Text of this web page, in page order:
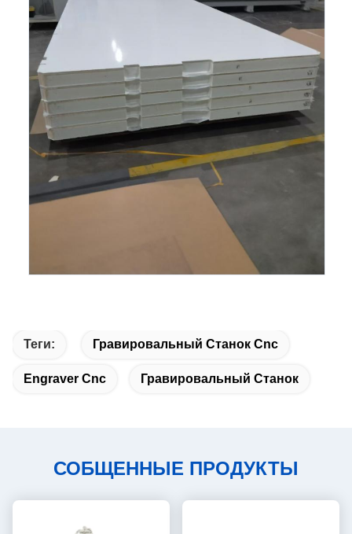
Теги: Гравировальный Станок Cnc
Engraver Cnc Гравировальный Станок
СОБЩЕННЫЕ ПРОДУКТЫ